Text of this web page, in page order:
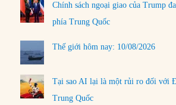
Chính sách ngoại giao của Trump
phía Trung Quốc
Thế giới hôm nay: 10/08/2026
Tại sao AI lại là một rủi ro đối với
Trung Quốc